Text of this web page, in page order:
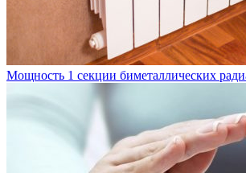
Мощность 1 секции биметаллических